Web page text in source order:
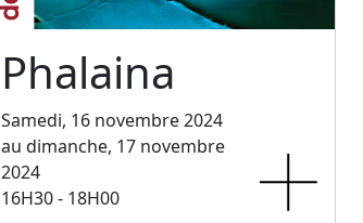
Phalaina
Samedi, 16 novembre 2024
au dimanche, 17 novembre
2024
16H30 - 18H00